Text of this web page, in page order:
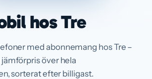
hos Tre
med abonnemang hos Tre –
över hela
sorterat efter billigast.